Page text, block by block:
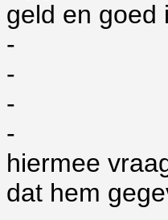
geld en goed
-
-
-
-
hiermee
dat hem